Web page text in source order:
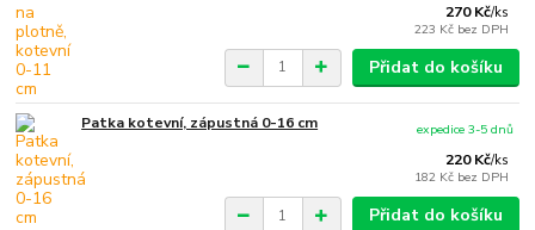
270 Kč/ks
223 Kč bez DPH
Přidat do košíku
Patka kotevní, zápustná 0-16 cm
220 Kč/ks
182 Kč bez DPH
expedice 3-5 dnů
Přidat do košíku